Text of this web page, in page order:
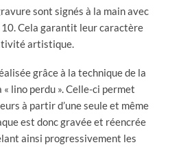
sont signés à la main avec
Cela garantit leur caractère
artistique.
grâce à la technique de la
lino perdu ». Celle-ci permet
à partir d’une seule et même
est donc gravée et réencrée
ainsi progressivement les